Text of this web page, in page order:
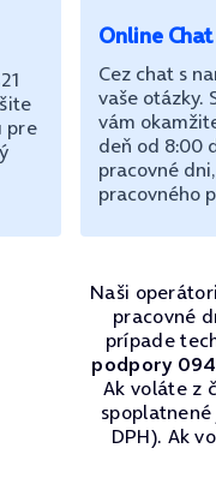
pre
Online Chat
Cez chat s
vaše otázky.
vám
deň od 8:00
pracovné
pracovného
Naši
pracovné
prípade
podpory
Ak voláte z
DPH). Ak